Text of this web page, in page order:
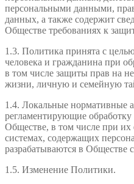
персональными данными,
данных, а также содержит
Обществе требованиях к
1.3. Политика принята с
человека и гражданина при
в том числе защиты прав на
жизни, личную и семейную
1.4. Локальные нормативные
регламентирующие
Обществе, в том числе при
системах, содержащих
разрабатываются в
1.5. Изменение Политики.